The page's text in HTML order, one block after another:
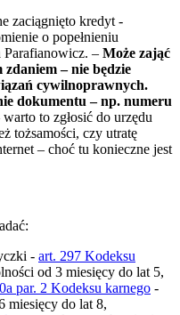
zaciągnięto kredyt -
o popełnieniu
Parafianowicz. – Może zająć
zdaniem – nie będzie
cywilnoprawnych.
dokumentu – np. numeru
warto to zgłosić do urzędu
tożsamości, czy utratę
– choć tu konieczne jest
- art. 297 Kodeksu
od 3 miesięcy do lat 5,
par. 2 Kodeksu karnego -
miesięcy do lat 8,